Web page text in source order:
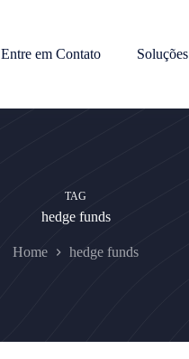
Entre em Contato Soluções
TAG
hedge funds
Home hedge funds